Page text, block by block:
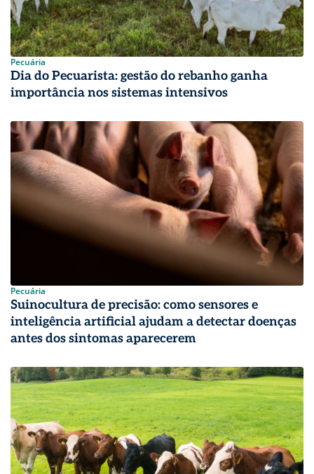
Pecuária
Dia do Pecuarista: gestão do rebanho ganha
importância nos sistemas intensivos
Pecuária
Suinocultura de precisão: como sensores e
inteligência artificial ajudam a detectar doenças
antes dos sintomas aparecerem